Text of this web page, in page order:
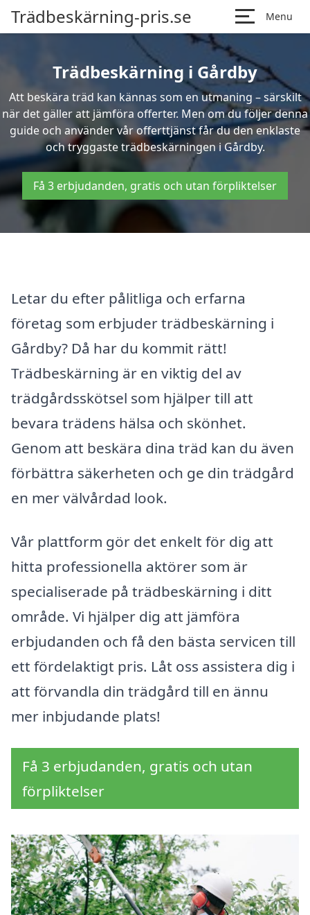
Trädbeskärning-pris.se Menu
Trädbeskärning i Gårdby
Att beskära träd kan kännas som en utmaning – särskilt
när det gäller att jämföra offerter. Men om du följer denna
guide och använder vår offerttjänst får du den enklaste
och tryggaste trädbeskärningen i Gårdby.
Få 3 erbjudanden, gratis och utan förpliktelser
Letar du efter pålitliga och erfarna
företag som erbjuder trädbeskärning i
Gårdby? Då har du kommit rätt!
Trädbeskärning är en viktig del av
trädgårdsskötsel som hjälper till att
bevara trädens hälsa och skönhet.
Genom att beskära dina träd kan du även
förbättra säkerheten och ge din trädgård
en mer välvårdad look.
Vår plattform gör det enkelt för dig att
hitta professionella aktörer som är
specialiserade på trädbeskärning i ditt
område. Vi hjälper dig att jämföra
erbjudanden och få den bästa servicen till
ett fördelaktigt pris. Låt oss assistera dig i
att förvandla din trädgård till en ännu
mer inbjudande plats!
Få 3 erbjudanden, gratis och utan
förpliktelser